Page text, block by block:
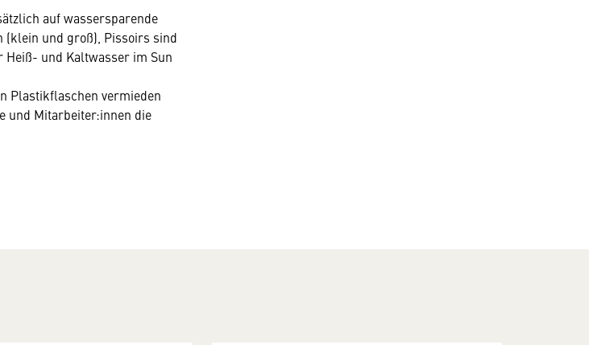
auf wassersparende
(klein und groß), Pissoirs sind
und Kaltwasser im Sun
Plastikflaschen vermieden
und Mitarbeiter:innen die